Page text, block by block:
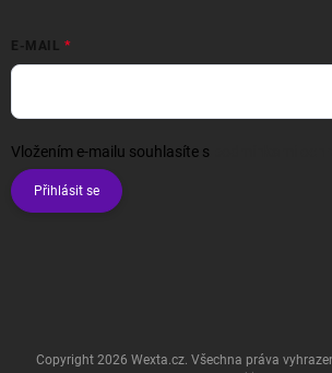
E-MAIL
Vložením e-mailu souhlasíte s
Přihlásit se
Copyright 2026 Wexta.cz. Všechna práva